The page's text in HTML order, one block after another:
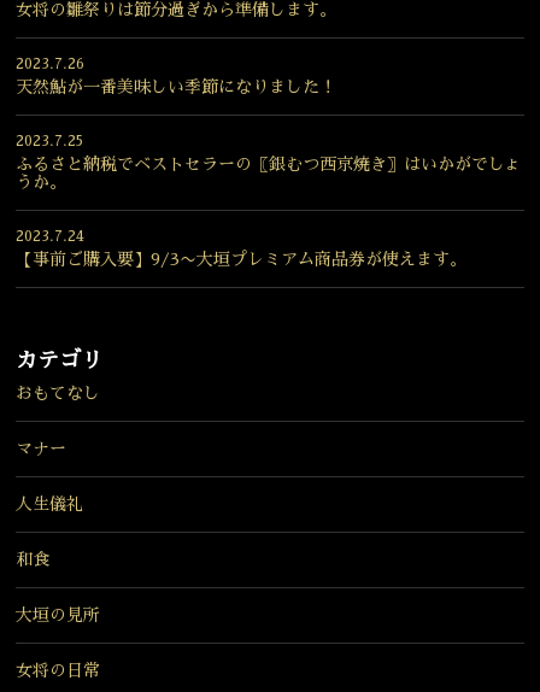
女将の雛祭りは節分過ぎから準備します。
2023.7.26
天然鮎が一番美味しい季節になりました！
2023.7.25
ふるさと納税でベストセラーの〖銀むつ西京焼き〗はいかがでしょ
うか。
2023.7.24
【事前ご購入要】9/3〜大垣プレミアム商品券が使えます。
カテゴリ
おもてなし
マナー
人生儀礼
和食
大垣の見所
女将の日常